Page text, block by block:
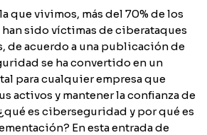
que vivimos, más del 70% de los
sido víctimas de ciberataques
de acuerdo a una publicación de
se ha convertido en un
para cualquier empresa que
activos y mantener la confianza de
es ciberseguridad y por qué es
En esta entrada de